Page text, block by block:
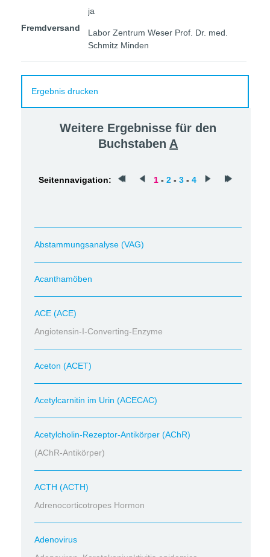
Fremdversand
ja
Labor Zentrum Weser Prof. Dr. med.
Schmitz Minden
Ergebnis drucken
Weitere Ergebnisse für den
Buchstaben A
Seitennavigation: 1 - 2 - 3 - 4
Abstammungsanalyse (VAG)
Acanthamöben
ACE (ACE)
Angiotensin-I-Converting-Enzyme
Aceton (ACET)
Acetylcarnitin im Urin (ACECAC)
Acetylcholin-Rezeptor-Antikörper (AChR)
(AChR-Antikörper)
ACTH (ACTH)
Adrenocorticotropes Hormon
Adenovirus